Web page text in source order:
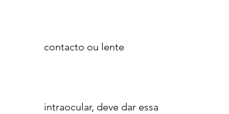
contacto ou lente
intraocular, deve dar essa